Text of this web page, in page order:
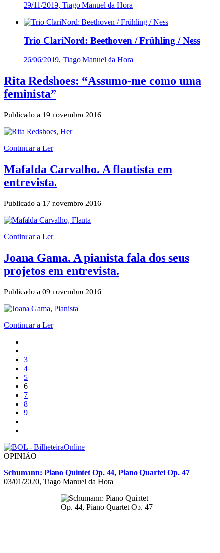
29/11/2019, Tiago Manuel da Hora
Trio ClariNord: Beethoven / Frühling / Ness
26/06/2019, Tiago Manuel da Hora
Rita Redshoes: “Assumo-me como uma
feminista”
Publicado a 19 novembro 2016
Continuar a Ler
Mafalda Carvalho. A flautista em
entrevista.
Publicado a 17 novembro 2016
Continuar a Ler
Joana Gama. A pianista fala dos seus
projetos em entrevista.
Publicado a 09 novembro 2016
Continuar a Ler
3
4
5
6
7
8
9
OPINIÃO
Schumann: Piano Quintet Op. 44, Piano Quartet Op. 47
03/01/2020, Tiago Manuel da Hora